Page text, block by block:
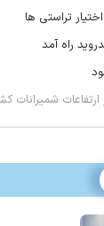
راه آمد
شمیرانات